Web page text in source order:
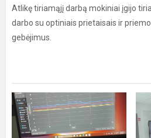
Atlikę tiriamąjį darbą mokiniai įgijo
darbo su optiniais prietaisais ir
gebėjimus.